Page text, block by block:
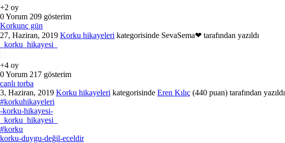
+2 oy
0Yorum 209 gösterim
Korkunç gün
27, Haziran, 2019 Korku hikayeleri kategorisinde SevaSema❤ tarafından yazıldı
_korku_hikayesi_
+4 oy
0Yorum 217 gösterim
canlı torba
3, Haziran, 2019 Korku hikayeleri kategorisinde Eren Kılıç (440 puan) tarafından yazıldı
#korkuhikayeleri
-korku-hikayesi-
_korku_hikayesi_
#korku
korku-duygu-değil-eceldir